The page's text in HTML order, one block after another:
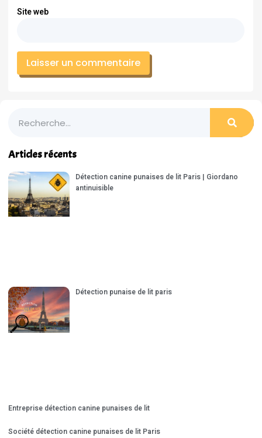
Site web
Articles récents
Détection canine punaises de lit Paris | Giordano
antinuisible
Détection punaise de lit paris
Entreprise détection canine punaises de lit
Société détection canine punaises de lit Paris